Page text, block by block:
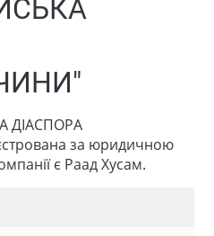
ДІАСПОРА
за юридичною
є Раад Хусам.